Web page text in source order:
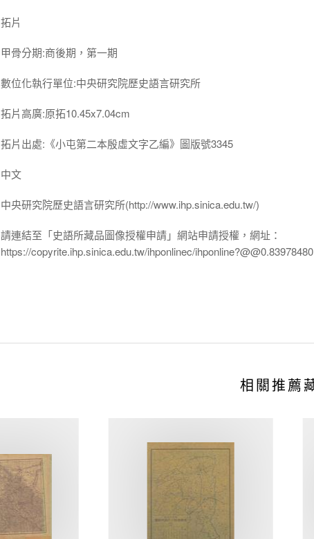
拓片
甲骨分期:商後期，第一期
數位化執行單位:中央研究院歷史語言研究所
拓片高廣:原拓10.45x7.04cm
拓片出處:《小屯第二本殷虛文字乙編》圖版號3345
中文
中央研究院歷史語言研究所(http://www.ihp.sinica.edu.tw/)
請連結至「史語所藏品圖像授權申請」網站申請授權，網址：
https://copyrite.ihp.sinica.edu.tw/ihponlinec/
相關推薦